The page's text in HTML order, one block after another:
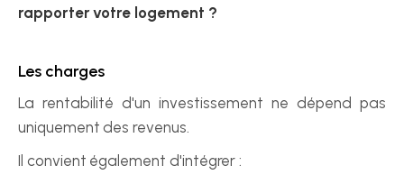
rapporter votre logement ?
Les charges
La rentabilité d'un investissement ne dépend pas
uniquement des revenus.
Il convient également d'intégrer :